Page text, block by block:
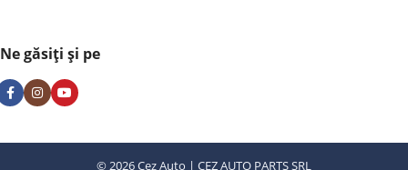
Ne găsiți și pe
© 2026 Cez Auto | CEZ AUTO PARTS SRL